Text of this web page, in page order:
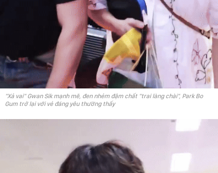
"Xả vai" Gwan Sik mạnh mẽ, đen nhẻm đậm chất "trai làng chài", Park Bo
Gum trở lại với vẻ đáng yêu thường thấy